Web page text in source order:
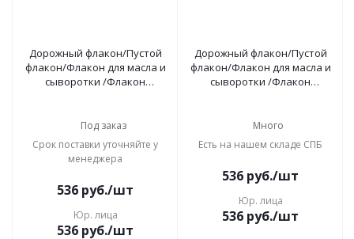
Дорожный флакон/Пустой
флакон/Флакон для масла и
сыворотки /Флакон
Под заказ
Срок поставки уточняйте у
менеджера
536 руб./шт
Юр. лица
536 руб./шт
Дорожный флакон/Пустой
флакон/Флакон для масла и
сыворотки /Флакон
Много
Есть на нашем складе СПБ
536 руб./шт
Юр. лица
536 руб./шт